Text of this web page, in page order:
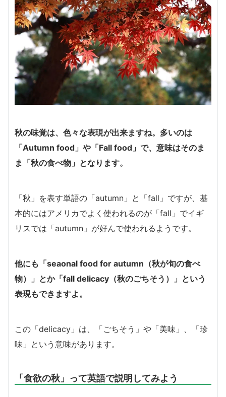
秋の味覚は、色々な表現が出来ますね。多いのは
「Autumn food」や「Fall food」で、意味はそのま
ま「秋の食べ物」となります。
「秋」を表す単語の「autumn」と「fall」ですが、基
本的にはアメリカでよく使われるのが「fall」でイギ
リスでは「autumn」が好んで使われるようです。
他にも「seaonal food for autumn（秋が旬の食べ
物）」とか「fall delicacy（秋のごちそう）」という
表現もできますよ。
この「delicacy」は、「ごちそう」や「美味」、「珍
味」という意味があります。
「食欲の秋」って英語で説明してみよう